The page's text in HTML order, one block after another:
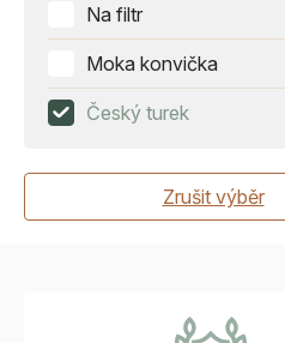
Na filtr
Moka konvička
Český turek
Zrušit výběr